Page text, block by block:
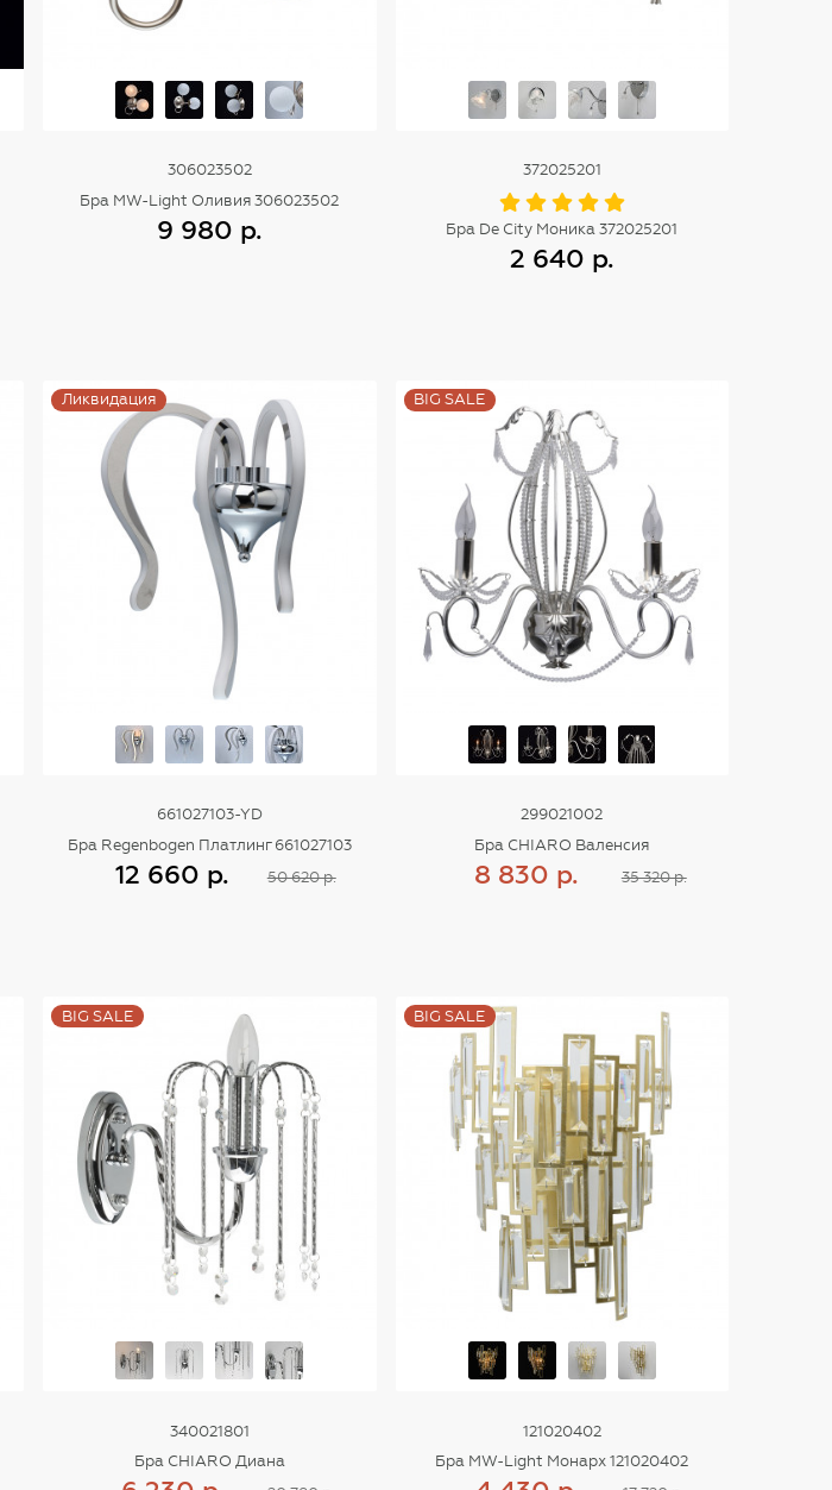
306023502
Бра MW-Light Оливия 306023502
9 980 р.
372025201
Бра De City Моника 372025201
2 640 р.
Ликвидация
661027103-YD
Бра Regenbogen Платлинг 661027103
12 660 р.
50 620 р.
BIG SALE
299021002
Бра CHIARO Валенсия
8 830 р.
35 320 р.
BIG SALE
340021801
Бра CHIARO Диана
BIG SALE
121020402
Бра MW-Light Монарх 121020402